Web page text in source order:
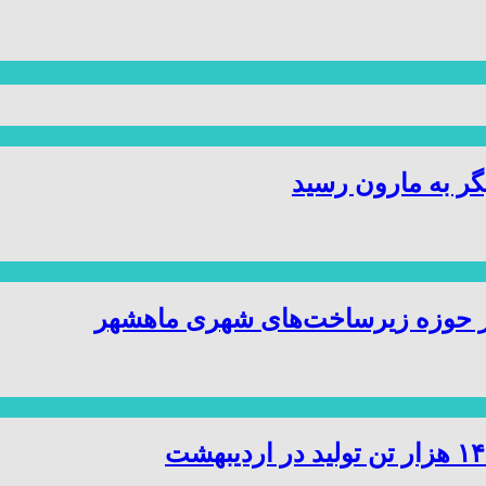
به مارون رسید
حوزه زیرساخت‌های شهری ماهشهر